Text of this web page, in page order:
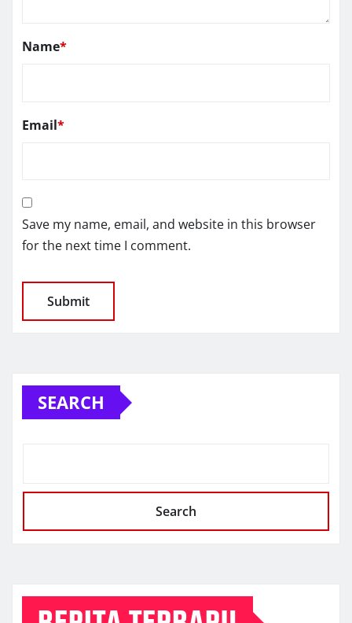
Name*
Email*
Save my name, email, and website in this browser
for the next time I comment.
SEARCH
Search